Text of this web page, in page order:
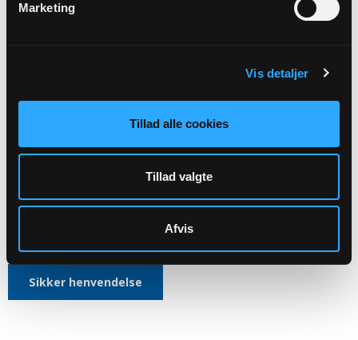
Marketing
Vis detaljer
Tillad alle cookies
Tillad valgte
Afvis
Administration mv.
Skal rettes til menighedsrådet:
Sæby-Gershøj Sognes Menighedsråds officiele E-mail:
7181@SOGN.DK
Sikker henvendelse